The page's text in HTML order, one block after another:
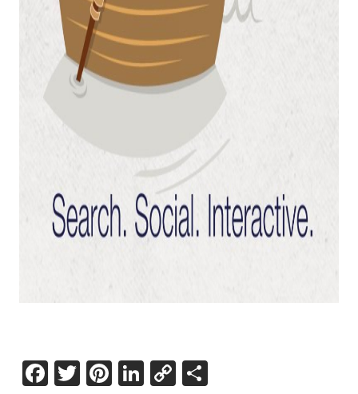
Facebook
Twitter
Pinterest
LinkedIn
CopyShare